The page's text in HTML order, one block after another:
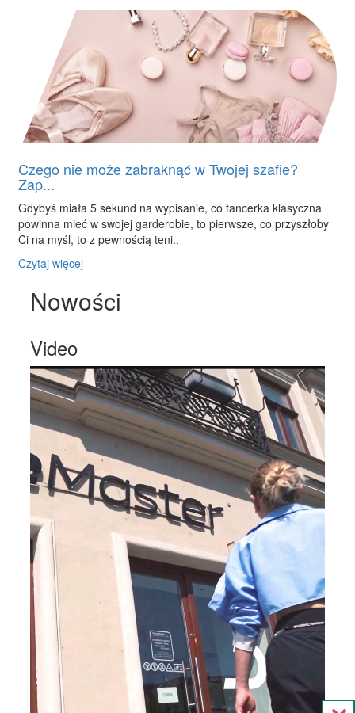
Czego nie może zabraknąć w Twojej szafie?
Zap...
Gdybyś miała 5 sekund na wypisanie, co tancerka klasyczna
powinna mieć w swojej garderobie, to pierwsze, co przyszłoby
Ci na myśl, to z pewnością teni..
Czytaj więcej
Nowości
Video